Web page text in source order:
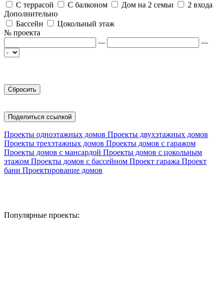
С террасой
С балконом Дом на 2 семьи
2 входа
Дополнительно
Бассейн
Цокольный этаж
№ проекта
—
—
Поделиться ссылкой
Проекты одноэтажных домов Проекты двухэтажных домов
Проекты трехэтажных домов Проекты домов с гаражом
Проекты домов с мансардой Проекты домов с цокольным
этажом Проекты домов с бассейном Проект гаража Проект
бани Проектирование домов
Популярные проекты: